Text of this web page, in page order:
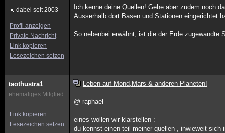
dabei seit 2003
Profil anzeigen
Private Nachricht
Link kopieren
Lesezeichen setzen
Ich kenne deine Quellen! Gehe aber zudem noch
Ausserhalb dort Basen und Stationen eingerichtet
So nebenbei erwähnt, ist die der Erde
taothustra1
ehemaliges Mitglied
Link kopieren
Lesezeichen setzen
Leben auf Mond,Mars & anderen Planeten!
@ raphael
eines wollen wir klarstellen :
du kennst einen teil meiner quellen , inwieweit